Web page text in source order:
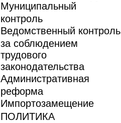
Муниципальный
контроль
Ведомственный контроль
за соблюдением
трудового
законодательства
Административная
реформа
Импортозамещение
ПОЛИТИКА